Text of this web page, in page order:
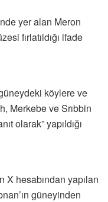
yer alan Meron
fırlatıldığı ifade
köylere ve
Merkebe ve Srıbbin
olarak” yapıldığı
X hesabından yapılan
güneyinden